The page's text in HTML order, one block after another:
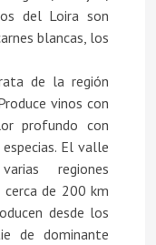
del Loira son
blancas, los
de la región
vinos con
profundo con
El valle
regiones
de 200 km
desde los
de dominante